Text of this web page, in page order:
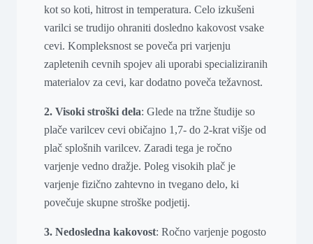
kot so koti, hitrost in temperatura. Celo izkušeni
varilci se trudijo ohraniti dosledno kakovost vsake
cevi. Kompleksnost se poveča pri varjenju
zapletenih cevnih spojev ali uporabi specializiranih
materialov za cevi, kar dodatno poveča težavnost.
2. Visoki stroški dela: Glede na tržne študije so
plače varilcev cevi običajno 1,7- do 2-krat višje od
plač splošnih varilcev. Zaradi tega je ročno
varjenje vedno dražje. Poleg visokih plač je
varjenje fizično zahtevno in tvegano delo, ki
povečuje skupne stroške podjetij.
3. Nedosledna kakovost: Ročno varjenje pogosto